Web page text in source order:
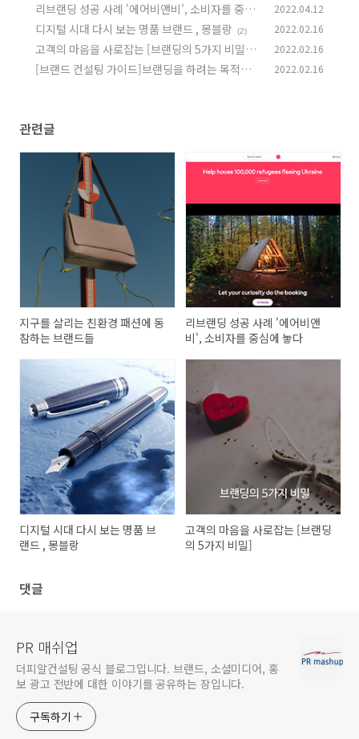
(0)
리브랜딩 성공 사례 '에어비앤비', 소비자를 중심
에 놓다
(2)
2022.04.12
디지털 시대 다시 보는 명품 브랜드 , 몽블랑 (2) 2022.02.16
고객의 마음을 사로잡는 [브랜딩의 5가지 비밀]
(1)
2022.02.16
[브랜드 컨설팅 가이드]브랜딩을 하려는 목적과
2022.02.16
관련글
지구를 살리는 친환경 패션에 동
참하는 브랜드들
리브랜딩 성공 사례 '에어비앤
비', 소비자를 중심에 놓다
디지털 시대 다시 보는 명품 브
랜드 , 몽블랑
고객의 마음을 사로잡는 [브랜딩
의 5가지 비밀]
댓글
PR 매쉬업
더피알컨설팅 공식 블로그입니다. 브랜드, 소셜미디어, 홍
보 광고 전반에 대한 이야기를 공유하는 장입니다.
구독하기